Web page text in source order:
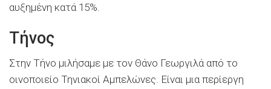
αυξημένη κατά 15%.
Τήνος
Στην Τήνο μιλήσαμε με τον Θάνο Γεωργιλά από το
οινοποιείο Τηνιακοί Αμπελώνες. Είναι μια περίεργη